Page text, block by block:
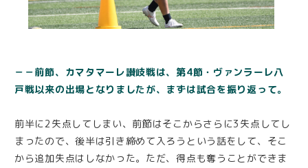
－－前節、カマタマーレ讃岐戦は、第4節・ヴァンラーレ八
戸戦以来の出場となりましたが、まずは試合を振り返って。
前半に2失点してしまい、前節はそこからさらに3失点してし
まったので、後半は引き締めて入ろうという話をして、そこ
から追加失点はしなかった。ただ、得点も奪うことができま